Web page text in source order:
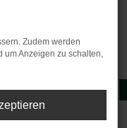
Zudem werden
um Anzeigen zu schalten,